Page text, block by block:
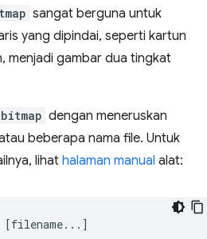
sangat berguna untuk
yang dipindai, seperti kartun
menjadi gambar dua tingkat
dengan meneruskan
beberapa nama file. Untuk
lihathalaman manual alat:
[filename... ]